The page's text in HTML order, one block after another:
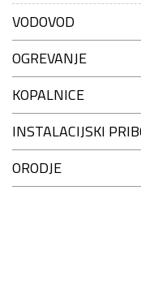
VODOVOD
OGREVANJE
KOPALNICE
INSTALACIJSKI
ORODJE